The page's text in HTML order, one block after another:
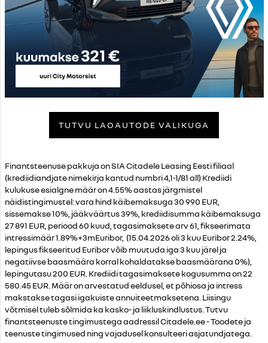
TUTVU LAOAUTODE VALIKUGA
Finantsteenuse pakkuja on SIACitadele Leasing Eesti filiaal
(krediidiandjate nimekirja kantud numbri 4,1-1/81 all) Krediidi
kulukuse esialgne määr on 4.55% aastas järgmistel
näidistingimustel: vara hind käibemaksuga 30 990 EUR,
sissemakse 10%, jääkväärtus 39%, krediidisumma käibemaksuga
27 891 EUR, periood 60 kuud, tagasimaksete arv 61, fikseerimata
intressimäär 1.89%+3mEuribor, (15.04.2026 oli 3 kuu Euribor 2.24%,
lepingus fikseeritud Euribor võib muutuda iga 3 kuu järel ja
negatiivse baasmäära korral kohaldatakse baasmäärana 0%),
lepingutasu 200 EUR. Krediidi tagasimaksete kogusumma on 22
580.45 EUR. Määr on arvestatud eeldusel, et põhiosa ja intress
makstakse tagasi igakuiste annuiteetmaksetena. Liisingu
võtmisel tuleb sõlmida ka kasko- ja liikluskindlustus. Tutvu
finantsteenuste tingimustega aadressilCitadele.ee - Toodete ja
teenuste tingimused ning vajadusel konsulteeri asjatundjatega.